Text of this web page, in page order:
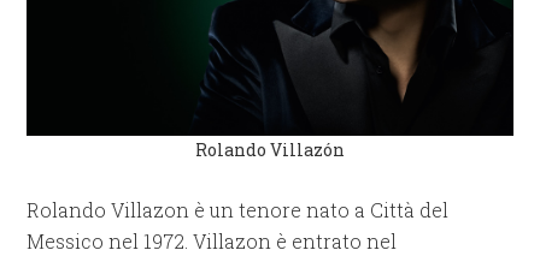
Rolando Villazón
Rolando Villazon è un tenore nato a Città del
Messico nel 1972. Villazon è entrato nel